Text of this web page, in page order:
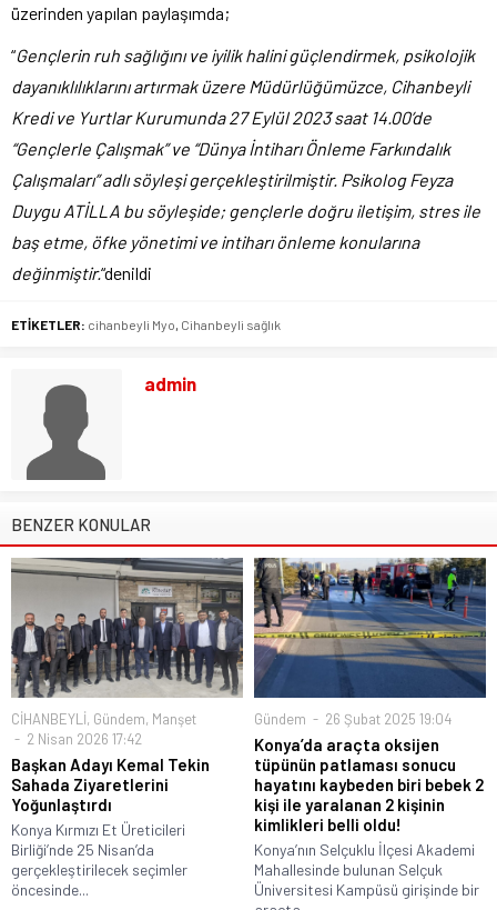
üzerinden yapılan paylaşımda;
“Gençlerin ruh sağlığını ve iyilik halini güçlendirmek, psikolojik
dayanıklılıklarını artırmak üzere Müdürlüğümüzce, Cihanbeyli
Kredi ve Yurtlar Kurumunda 27 Eylül 2023 saat 14.00’de
“Gençlerle Çalışmak” ve “Dünya İntiharı Önleme Farkındalık
Çalışmaları” adlı söyleşi gerçekleştirilmiştir. Psikolog Feyza
Duygu ATİLLA bu söyleşide; gençlerle doğru iletişim, stres ile
baş etme, öfke yönetimi ve intiharı önleme konularına
değinmiştir.“denildi
ETİKETLER: cihanbeyli Myo, Cihanbeyli sağlık
admin
BENZER KONULAR
CİHANBEYLİ, Gündem, Manşet
2 Nisan 2026 17:42
Başkan Adayı Kemal Tekin
Sahada Ziyaretlerini
Yoğunlaştırdı
Konya Kırmızı Et Üreticileri
Birliği’nde 25 Nisan’da
gerçekleştirilecek seçimler
öncesinde...
Gündem 26 Şubat 2025 19:04
Konya’da araçta oksijen
tüpünün patlaması sonucu
hayatını kaybeden biri bebek 2
kişi ile yaralanan 2 kişinin
kimlikleri belli oldu!
Konya’nın Selçuklu İlçesi Akademi
Mahallesinde bulunan Selçuk
Üniversitesi Kampüsü girişinde bir